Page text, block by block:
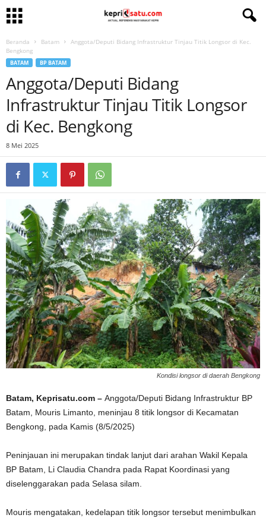
Beranda Batam
Anggota/Deputi Bidang Infrastruktur Tinjau Titik Longsor di Kec.
Bengkong
BATAM BP BATAM
Anggota/Deputi Bidang
Infrastruktur Tinjau Titik Longsor
di Kec. Bengkong
8 Mei 2025
Kondisi longsor di daerah Bengkong
Batam, Keprisatu.com – Anggota/Deputi Bidang Infrastruktur BP
Batam, Mouris Limanto, meninjau 8 titik longsor di Kecamatan
Bengkong, pada Kamis (8/5/2025)
Peninjauan ini merupakan tindak lanjut dari arahan Wakil Kepala
BP Batam, Li Claudia Chandra pada Rapat Koordinasi yang
diselenggarakan pada Selasa silam.
Mouris mengatakan, kedelapan titik longsor tersebut menimbulkan